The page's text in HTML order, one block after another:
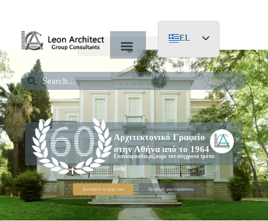
EL
EN
DE
Επαναπροσδιορίζουμε τον σύγχρονο τρόπο
ζωής
Αρχιτεκτονικό Γραφείο
στην Αθήνα από το 1964
Ξεκινήστε το έργο σας Προβολή χαρτοφυλακίου